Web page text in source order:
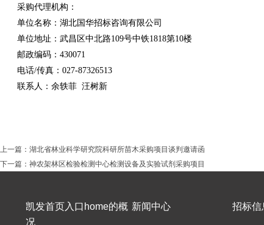
采购代理机构：
单位名称：湖北国华招标咨询有限公司
单位地址：武昌区中北路109号中铁1818第10楼
邮政编码：430071
电话/传真：027-87326513
联系人：余轶菲 汪树新
上一篇： 湖北省林业科学研究院科研所苗木采购项目谈判邀请函
下一篇： 神农架林区检验检测中心检测设备及实验试剂采购项目
凯发首页入口home的概
况
新闻中心 招标信